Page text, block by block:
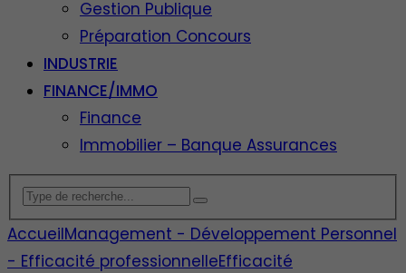
Gestion Publique
Préparation Concours
INDUSTRIE
FINANCE/IMMO
Finance
Immobilier – Banque Assurances
AccueilManagement - Développement Personnel
- Efficacité professionnelleEfficacité